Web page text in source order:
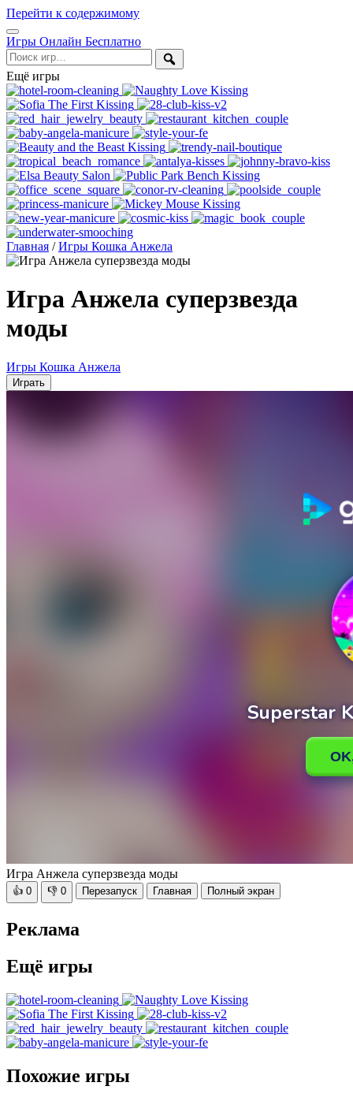
Перейти к содержимому
Открыть
меню
Игры Онлайн Бесплатно
Поиск
Ещё игры
Главная / Игры Кошка Анжела
Игра Анжела суперзвезда
моды
Игры Кошка Анжела
Играть
Игра Анжела суперзвезда моды
👍 0 👎 0 Перезапуск Главная Полный экран
Реклама
Ещё игры
Похожие игры